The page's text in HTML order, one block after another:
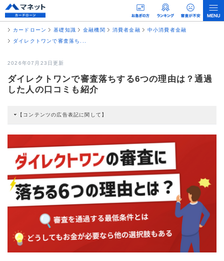
カードローン 基礎知識 金融機関 消費者金融
中小消費者金融
ダイレクトワンで審査落ち...
2026年07月23日更新
ダイレクトワンで審査落ちする6つの理由は？通過
した人の口コミも紹介
【コンテンツの広告表記に関して】
だし、特定の商品を根拠なくPRするものではなく、当編集部の調査／ユーザー
への口コミ収集などに基づき、公平性を担保した情報提供を行っています。
>提携企業一覧